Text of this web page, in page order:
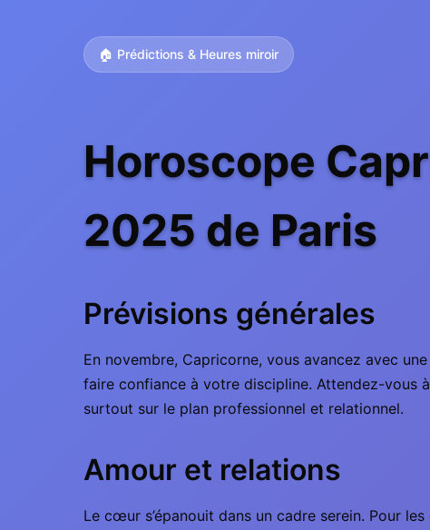
🏠 Prédictions & Heures miroir
Horoscope
2025 de Paris
Prévisions générales
En novembre, Capricorne, vous avancez avec
faire confiance à votre discipline. Attendez-vous
surtout sur le plan professionnel et relationnel.
Amour et relations
Le cœur s’épanouit dans un cadre serein. Pour